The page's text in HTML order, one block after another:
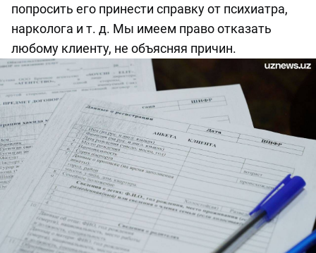
попросить его принести справку от психиатра,
нарколога и т. д. Мы имеем право отказать
любому клиенту, не объясняя причин.